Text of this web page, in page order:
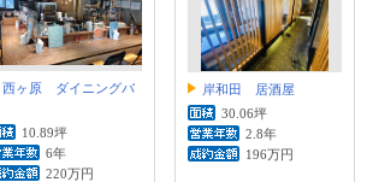
西ヶ原 ダイニングバ
10.89坪
6年
220万円
岸和田 居酒屋
30.06坪
2.8年
196万円